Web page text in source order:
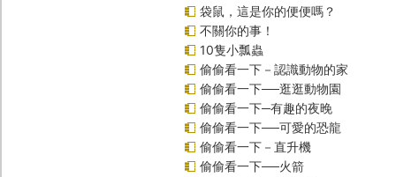
袋鼠，這是你的便便嗎？
不關你的事！
10隻小瓢蟲
偷偷看一下－認識動物的家
偷偷看一下──逛逛動物園
偷偷看一下─有趣的夜晚
偷偷看一下──可愛的恐龍
偷偷看一下－直升機
偷偷看一下──火箭